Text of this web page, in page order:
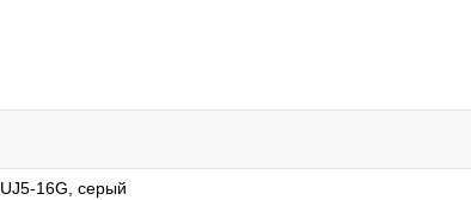
16G, серый